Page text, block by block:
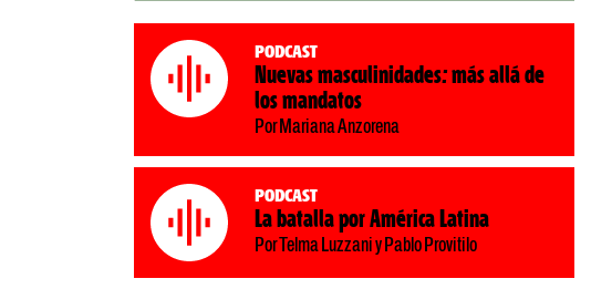
Podcast
Nuevas masculinidades: más allá de
los mandatos
Por Mariana Anzorena
Podcast
La batalla por América Latina
Por Telma Luzzani y Pablo Provitilo